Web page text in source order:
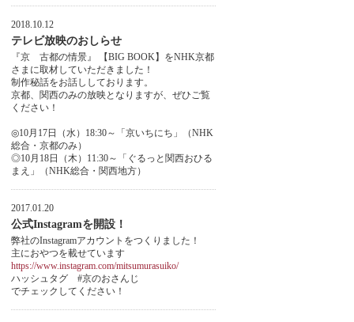
2018.10.12
テレビ放映のおしらせ
『京 古都の情景』 【BIG BOOK】をNHK京都
さまに取材していただきました！
制作秘話をお話ししております。
京都、関西のみの放映となりますが、ぜひご覧
ください！
◎10月17日（水）18:30～「京いちにち」（NHK
総合・京都のみ）
◎10月18日（木）11:30～「ぐるっと関西おひる
まえ」（NHK総合・関西地方）
2017.01.20
公式Instagramを開設！
弊社のInstagramアカウントをつくりました！
主におやつを載せています
https://www.instagram.com/mitsumurasuiko/
ハッシュタグ #京のおさんじ
でチェックしてください！